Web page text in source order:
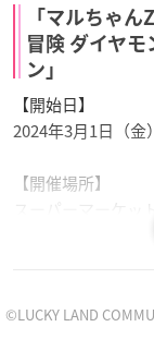
「マルちゃ
冒険 ダイヤ
ン」
【開始日】
2024年3月1日（金
【開催場所】
スーパーマーケ
※コンビニエンス
©LUCKY LAND